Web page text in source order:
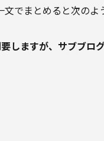
でまとめると次のよ
しますが、サブブロ